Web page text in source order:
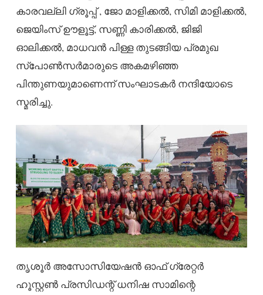
കാരവല്ലി ഗ്രൂപ്പ് , ജോ മാളിക്കൽ, സിമി മാളിക്കൽ,
ജെയിംസ് ഊളൂട്ട്, സണ്ണി കാരിക്കൽ, ജിജി
ഓലിക്കൽ, മാധവൻ പിള്ള തുടങ്ങിയ പ്രമുഖ
സ്പോൺസർമാരുടെ അകമഴിഞ്ഞ
പിന്തുണയുമാണെന്ന് സംഘാടകർ നന്ദിയോടെ
സ്മരിച്ചു.
തൃശൂർ അസോസിയേഷൻ ഓഫ് ഗ്രേറ്റർ
ഹൂസ്റ്റൺ പ്രസിഡന്റ് ധനിഷ സാമിന്റെ